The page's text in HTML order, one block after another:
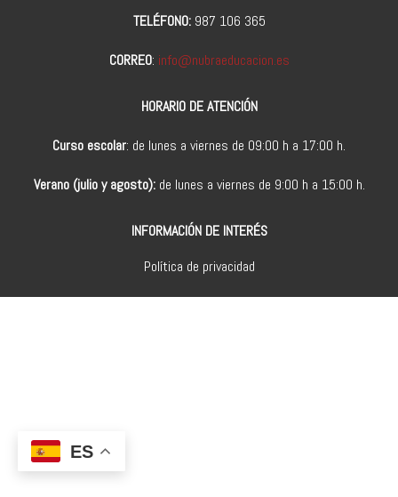
TELÉFONO:987 106 365
CORREO: info@nubraeducacion.es
HORARIO DE ATENCIÓN
Curso escolar: de lunes a viernes de 09:00 h a 17:00 h.
Verano (julio y agosto):de lunes a viernes de 9:00 h a 15:00 h.
INFORMACIÓN DE INTERÉS
Política de privacidad
ES